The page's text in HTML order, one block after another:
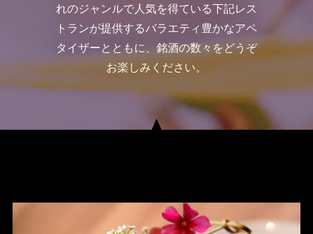
れのジャンルで人気を得ている下記レス
トランが提供するバラエティ豊かなアペ
タイザーとともに、銘酒の数々をどうぞ
お楽しみください。